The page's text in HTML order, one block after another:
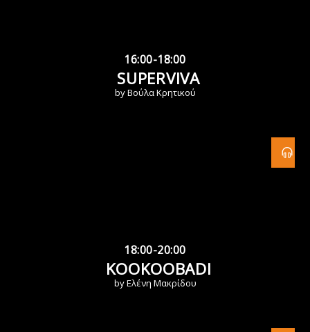
16:00-18:00
SUPERVIVA
by Βούλα Κρητικού
18:00-20:00
KOOKOOBADI
by Ελένη Μακρίδου